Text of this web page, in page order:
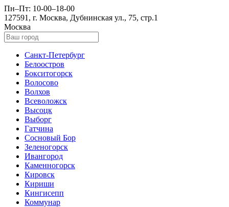
Пн–Пт: 10-00–18-00
127591, г. Москва, Дубнинская ул., 75, стр.1
Москва
Санкт-Петербург
Белоостров
Бокситогорск
Волосово
Волхов
Всеволожск
Высоцк
Выборг
Гатчина
Сосновый Бор
Зеленогорск
Ивангород
Каменногорск
Кировск
Кириши
Кингисепп
Коммунар